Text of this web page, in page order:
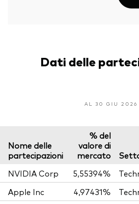
Dati delle
AL 30 GIU 2026
Nome delle
partecipazioni
% del
valore di
mercato
NVIDIA Corp
5,55394%
Apple Inc
4,97431%